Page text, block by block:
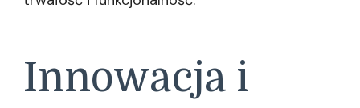
Innowacja i